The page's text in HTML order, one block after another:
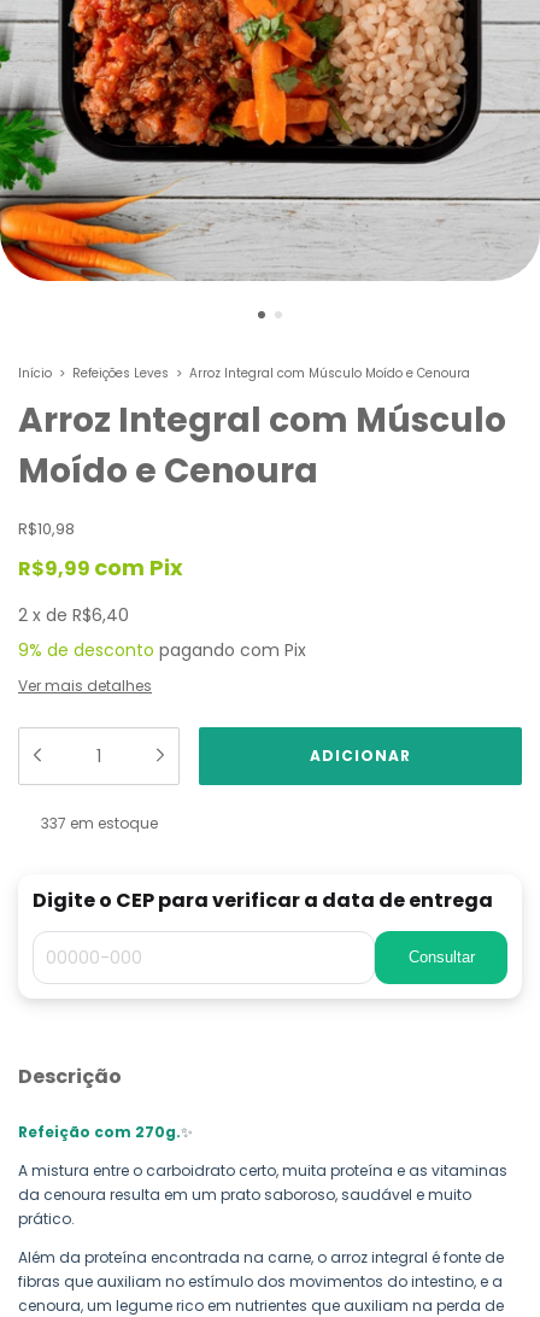
Início > Refeições Leves > Arroz Integral com Músculo Moído e Cenoura
Arroz Integral com Músculo
Moído e Cenoura
R$10,98
R$9,99 com Pix
2 x de R$6,40
9% de desconto pagando com Pix
Ver mais detalhes
337 em estoque
Digite o CEP para verificar a data de entrega
Consultar
Descrição
Refeição com 270g.✨
A mistura entre o carboidrato certo, muita proteína e as vitaminas
da cenoura resulta em um prato saboroso, saudável e muito
prático.
Além da proteína encontrada na carne, o arroz integral é fonte de
fibras que auxiliam no estímulo dos movimentos do intestino, e a
cenoura, um legume rico em nutrientes que auxiliam na perda de